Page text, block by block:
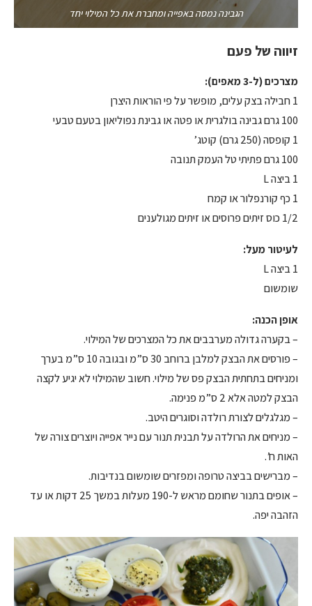
הגבינה נמסה באפייה ומחברת את כל המילוי יחד
זיווה של פעם
מצרכים (ל-3 מאפים):
1 חבילה בצק עלים, מופשר על פי הוראות היצרן
100 גרם גבינה בולגרית או פטה או גבינת נפוליאון בטעם טבעי
1 קופסה (250 גרם) קוטג’
100 גרם פתיתי טל העמק תנובה
1 ביצה L
1 כף קורנפלור או קמח
1/2 כוס זיתים פרוסים או זיתים מגולענים
לעיטור מעל:
1 ביצה L
שומשום
אופן הכנה:
– בקערה גדולה מערבבים את כל המצרכים של המילוי.
– פורסים את הבצק למלבן ברוחב 30 ס”מ ובגובה 10 ס”מ בערך
ומניחים בתחתית הבצק פס של מילוי. חשוב שהמילוי לא יגיע לקצה
הבצק למטה אלא 2 ס”מ פנימה.
– מגלגלים לצורת רולדה וסוגרים היטב.
– מניחים את הרולדה על תבנית תנור עם נייר אפייה ויוצרים צורה של
האות ח’.
– מברישים בביצה טרופה ומפזרים שומשום בנדיבות.
– אופים בתנור שחומם מראש ל-190 מעלות במשך 25 דקות או עד
הזהבה יפה.